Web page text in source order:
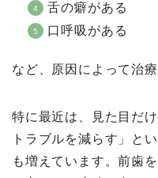
舌の癖がある
口呼吸がある
など、原因によって治
特に最近は、見た目だ
トラブルを減らす」と
も増えています。前歯